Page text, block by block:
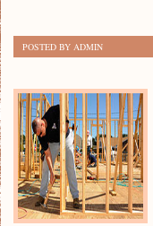
POSTED BY ADMIN